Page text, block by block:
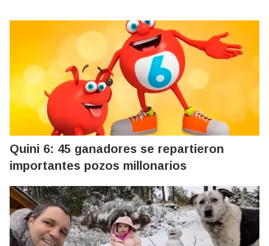
Quini 6: 45 ganadores se repartieron
importantes pozos millonarios